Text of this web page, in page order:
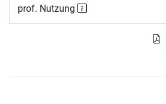
prof. Nutzung